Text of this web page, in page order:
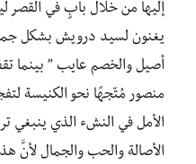
إليها من خلال بابٍ في القصر
يغنون لسيد درويش بشكل
أصيل والخصم عايب ” بينما
منصور مُتّجهًا نحو الكنيسة
الأمل في النشء الذي ينبغي
الأصالة والحب والجمال لأنَّ